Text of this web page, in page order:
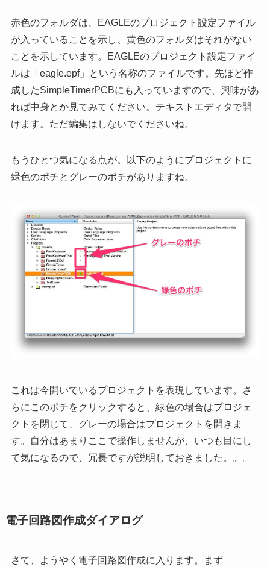
赤色のフォルダは、EAGLEのプロジェクト設定ファイル
が入っていることを示し、黄色のフォルダはそれがない
ことを示しています。EAGLEのプロジェクト設定ファイ
ルは「eagle.epf」という名称のファイルです。先ほど作
成したSimpleTimerPCBにも入っていますので、興味があ
れば中身とか見てみてください。テキストエディタで開
けます。ただ編集はしないでくださいね。
もうひとつ気になる点が。以下のようにプロジェクトに
緑色のポチとグレーのポチがありますね。
これは今開いているプロジェクトを表現しています。さ
らにこのポチをクリックすると、緑色の場合はプロジェ
クトを閉じて、グレーの場合はプロジェクトを開きま
す。自分はあまりここで操作しませんが、いつも目にし
て気になるので、冗長ですが説明しておきました。。。
電子回路図作成ダイアログ
さて、ようやく電子回路図作成に入ります。まず